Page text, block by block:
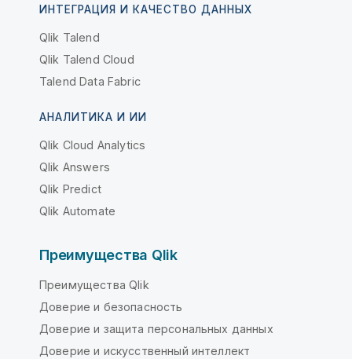
ИНТЕГРАЦИЯ И КАЧЕСТВО ДАННЫХ
Qlik Talend
Qlik Talend Cloud
Talend Data Fabric
АНАЛИТИКА И ИИ
Qlik Cloud Analytics
Qlik Answers
Qlik Predict
Qlik Automate
Преимущества Qlik
Преимущества Qlik
Доверие и безопасность
Доверие и защита персональных данных
Доверие и искусственный интеллект